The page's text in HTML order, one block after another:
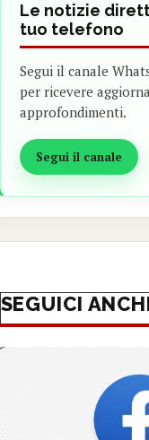
Le notizie
tuo telefono
Segui il canale
per ricevere
approfondimenti.
Segui il canale
SEGUICI